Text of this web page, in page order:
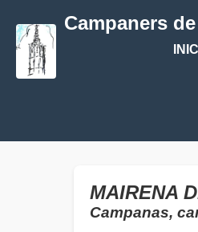
Campaners
MAIRENA
Campanas,